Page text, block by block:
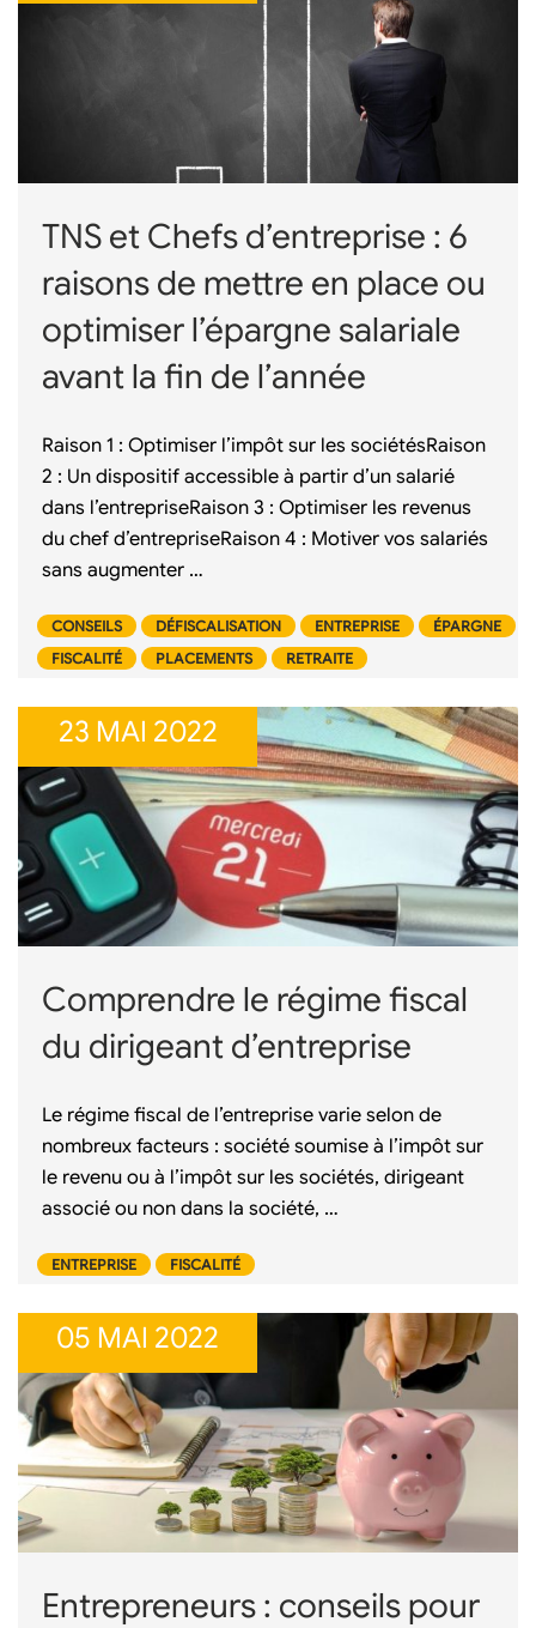
TNS et Chefs d’entreprise : 6
raisons de mettre en place ou
optimiser l’épargne salariale
avant la fin de l’année
Raison 1 : Optimiser l’impôt sur les sociétésRaison
2 : Un dispositif accessible à partir d’un salarié
dans l’entrepriseRaison 3 : Optimiser les revenus
du chef d’entrepriseRaison 4 : Motiver vos salariés
sans augmenter …
CONSEILS DÉFISCALISATION ENTREPRISE
ÉPARGNE
FISCALITÉ
PLACEMENTS RETRAITE
23 MAI 2022
Comprendre le régime fiscal
du dirigeant d’entreprise
Le régime fiscal de l’entreprise varie selon de
nombreux facteurs : société soumise à l’impôt sur
le revenu ou à l’impôt sur les sociétés, dirigeant
associé ou non dans la société, …
ENTREPRISE FISCALITÉ
05 MAI 2022
Entrepreneurs : conseils pour